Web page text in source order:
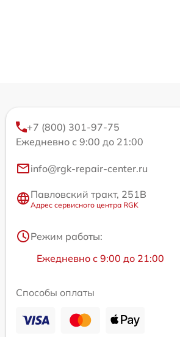
+7 (800) 301-97-75
Ежедневно с 9:00 до 21:00
info@rgk-repair-center.ru
Павловский тракт, 251В
Адрес сервисного центра RGK
Режим работы:
Ежедневно с 9:00 до 21:00
Способы оплаты